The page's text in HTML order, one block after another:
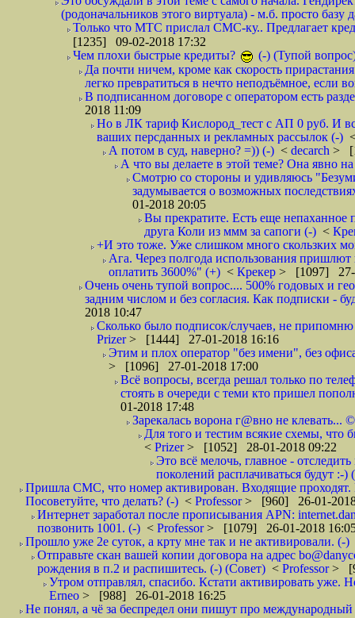
(родоначальников этого виртуала) - м.б. просто
Только что МТС прислал СМС-ку.. Предлагает
[1235] 09-02-2018 17:32
Чем плохи быстрые кредиты?
(-) (Тупой
Да почти ничем, кроме как скорость
легко превратиться в нечто неподъёмное, если
В подписанном договоре с оператором есть
2018 11:09
Но в ЛК тариф Кислород_тест с АП 0 руб. И
ваших персданных и рекламных рассылок (-)
А потом в суд, наверно? =)) (-) < decarch >
А что вы делаете в этой теме? Она явно
Смотрю со стороны и удивляюсь
задумывается о возможных
01-2018 20:05
Вы прекратите. Есть еще непаханное
друга Коли из ммм за сапоги (-) <
+И это тоже. Уже слишком много скользких
Ага. Через полгода использования
оплатить 3600%" (+) < Крекер > [1097] 27-
Очень очень тупой вопрос.... 500% годовых и
задним числом и без согласия. Как подписки -
2018 10:47
Сколько было подписок/случаев, не
Prizer> [1444] 27-01-2018 16:16
Этим и плох оператор "без имени", без
> [1096] 27-01-2018 17:00
Всё вопросы, всегда решал только по
стоять в очереди с теми кто пришел
01-2018 17:48
Зарекалась ворона г@вно не клевать...
Для того и тестим всякие схемы, что
< Prizer> [1052] 28-01-2018 09:22
Это всё мелочь, главное -
поколений расплачиваться будут :-)
Пришла СМС, что номер активирован. Входящие проходят.
Посоветуйте, что делать? (-) < Professor> [960] 26-01-
Интернет заработал после прописывания APN:
позвонить 1001. (-) < Professor> [1079] 26-01-2018
Прошло уже 2е суток, а крту мне так и не активировали. (-)
Отправьте скан вашей копии договора на адрес
рождения в п.2 и распишитесь. (-) (Совет) < Professor>
Утром отправлял, спасибо. Кстати активировать уже.
Erneo > [988] 26-01-2018 16:25
Не понял, а чё за беспредел они пишут про